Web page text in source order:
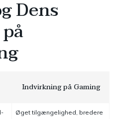
Dens
Indvirkning på Gaming
Øget tilgængelighed, bredere